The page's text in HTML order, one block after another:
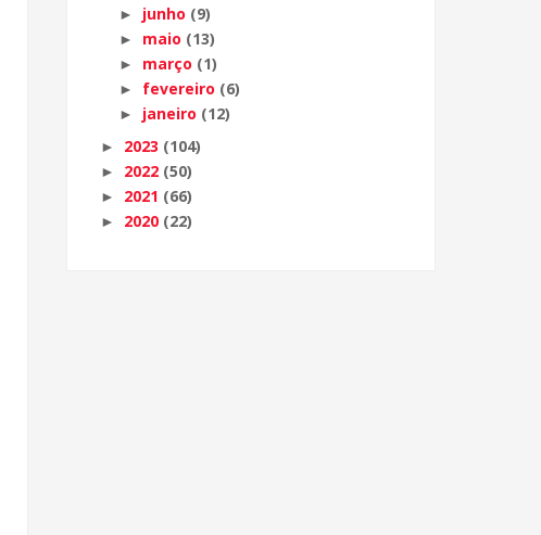
► junho (9)
► maio (13)
► março (1)
► fevereiro (6)
► janeiro (12)
► 2023 (104)
► 2022 (50)
► 2021 (66)
► 2020 (22)